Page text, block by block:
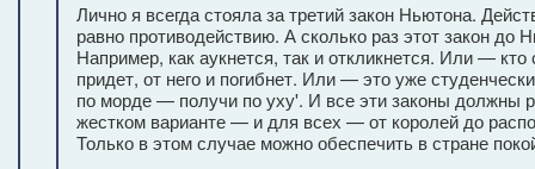
Лично я всегда стояла за третий закон Ньютона.
равно противодействию. А сколько раз этот закон до
Например, как аукнется, так и откликнется. Или —
придет, от него и погибнет. Или — это уже
по морде — получи по уху'. И все эти законы должны
жестком варианте — и для всех — от королей до
Только в этом случае можно обеспечить в стране